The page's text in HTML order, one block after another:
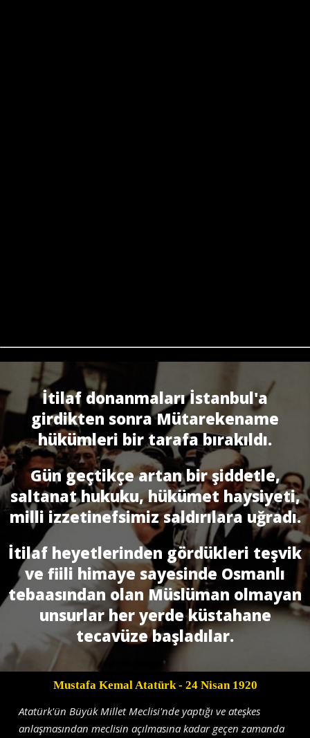
İtilaf donanmaları İstanbul'a
girdikten sonra Mütarekename
hükümleri bir tarafa bırakıldı.
Gün geçtikçe artan bir şiddetle,
saltanat hukuku, hükümet haysiyeti,
milli izzetinefsimiz saldırılara uğradı.
İtilaf heyetlerinden gördükleri teşvik
ve fiili himaye sayesinde Osmanlı
tebaasından olan Müslüman olmayan
unsurlar her yerde küstahane
tecavüze başladılar.
Mustafa Kemal Atatürk- 24 Nisan 1920
Atatürk'ün Büyük Millet Meclisi'nde yaptığı ve ateşkes
anlaşmasından meclisin açılmasına kadar geçen zamanda